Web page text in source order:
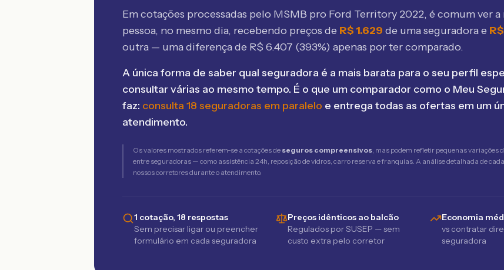
Em cotações processadas pelo MSMB pro Ford Territory 2022, é comum ver a
pessoa, no mesmo dia, recebendo preços de R$ 1.629 de uma seguradora e R$
outra — uma diferença de R$ 6.407 (393%) apenas por ter comparado.
A única forma de saber qual seguradora é a mais barata para o seu perfil
consultar várias ao mesmo tempo. É o que um comparador como o Meu
faz: consulta 18 seguradoras em paralelo e entrega todas as ofertas em um
atendimento.
Os valores mostrados referem-se a cotações de seguros compreensivos, mas podem refletir pequenas variações
entre seguradoras — como assistência 24h, reposição de vidros, carro reserva e franquias. A análise detalhada de
nossos corretores durante o atendimento.
1 cotação, 18 respostas
Sem precisar ligar ou preencher
formulário em cada seguradora
Preços idênticos ao balcão
Regulados por SUSEP — sem
custo extra pelo corretor
Economia
vs contratar
seguradora